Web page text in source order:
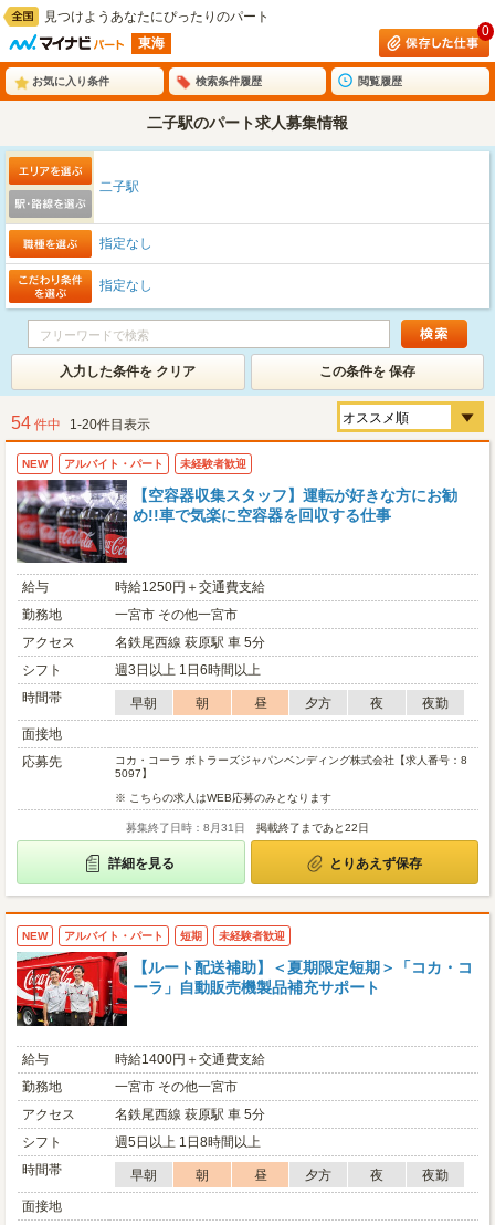
見つけようあなたにぴったりのパート
東海
0
お気に入り条件 検索条件履歴 閲覧履歴
二子駅のパート求人募集情報
二子駅
指定なし
指定なし
入力した条件を クリア この条件を 保存
54 件中 1-20件目表示
NEW アルバイト・パート 未経験者歓迎
【空容器収集スタッフ】運転が好きな方にお勧
め!!車で気楽に空容器を回収する仕事
給与
時給1250円＋交通費支給
勤務地
一宮市 その他一宮市
アクセス
名鉄尾西線 萩原駅 車 5分
シフト
週3日以上 1日6時間以上
時間帯
早朝 朝 昼 夕方 夜
夜勤
面接地
応募先
コカ・コーラ ボトラーズジャパンベンディング株式会社【求人番号：8
5097】
※ こちらの求人はWEB応募のみとなります
募集終了日時：8月31日 掲載終了まであと22日
詳細を見る とりあえず保存
NEW アルバイト・パート 短期 未経験者歓迎
【ルート配送補助】＜夏期限定短期＞「コカ・コ
ーラ」自動販売機製品補充サポート
給与
時給1400円＋交通費支給
勤務地
一宮市 その他一宮市
アクセス
名鉄尾西線 萩原駅 車 5分
シフト
週5日以上 1日8時間以上
時間帯
早朝 朝 昼 夕方 夜
夜勤
面接地